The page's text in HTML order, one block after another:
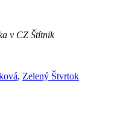
v CZ Štítnik
, Zelený Štvrtok